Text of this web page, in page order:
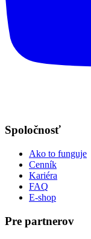
Spoločnosť
Ako to funguje
Cenník
Kariéra
FAQ
E-shop
Pre partnerov